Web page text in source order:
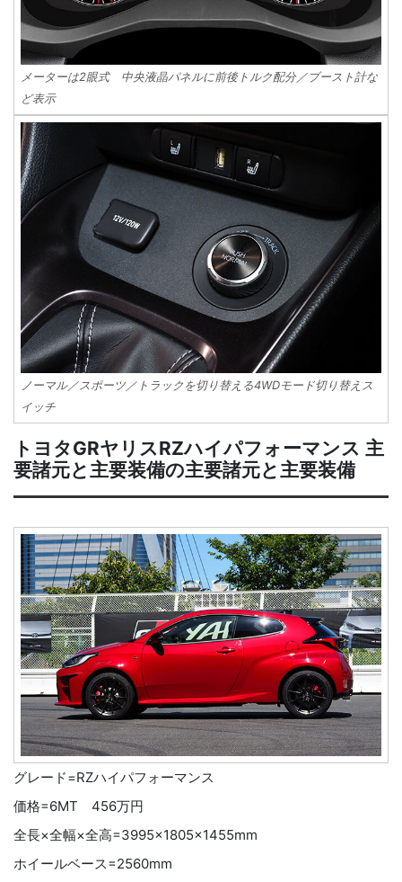
メーターは2眼式 中央液晶パネルに前後トルク配分／ブースト計な
ど表示
ノーマル／スポーツ／トラックを切り替える4WDモード切り替えス
イッチ
トヨタGRヤリスRZハイパフォーマンス 主
要諸元と主要装備の主要諸元と主要装備
グレード=RZハイパフォーマンス
価格=6MT 456万円
全長×全幅×全高=3995×1805×1455mm
ホイールベース=2560mm